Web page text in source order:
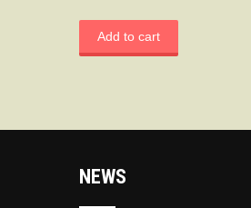
Add to cart
NEWS